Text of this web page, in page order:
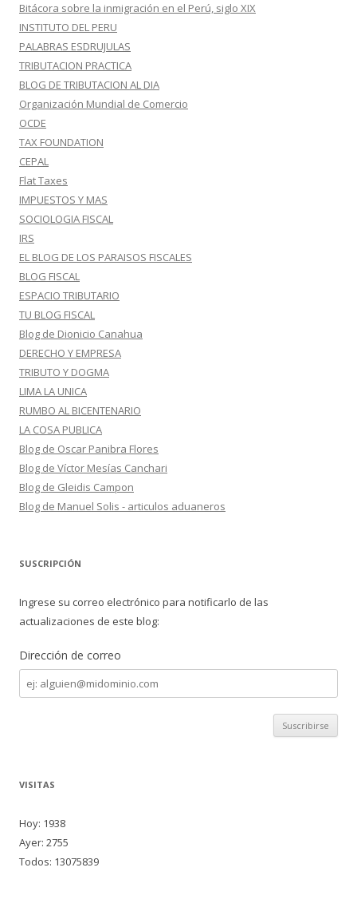
Bitácora sobre la inmigración en el Perú, siglo XIX
INSTITUTO DEL PERU
PALABRAS ESDRUJULAS
TRIBUTACION PRACTICA
BLOG DE TRIBUTACION AL DIA
Organización Mundial de Comercio
OCDE
TAX FOUNDATION
CEPAL
Flat Taxes
IMPUESTOS Y MAS
SOCIOLOGIA FISCAL
IRS
EL BLOG DE LOS PARAISOS FISCALES
BLOG FISCAL
ESPACIO TRIBUTARIO
TU BLOG FISCAL
Blog de Dionicio Canahua
DERECHO Y EMPRESA
TRIBUTO Y DOGMA
LIMA LA UNICA
RUMBO AL BICENTENARIO
LA COSA PUBLICA
Blog de Oscar Panibra Flores
Blog de Víctor Mesías Canchari
Blog de Gleidis Campon
Blog de Manuel Solis - articulos aduaneros
SUSCRIPCIÓN
Ingrese su correo electrónico para notificarlo de las
actualizaciones de este blog:
Dirección de correo
Dirección
de
correo
VISITAS
Hoy: 1938
Ayer: 2755
Todos: 13075839